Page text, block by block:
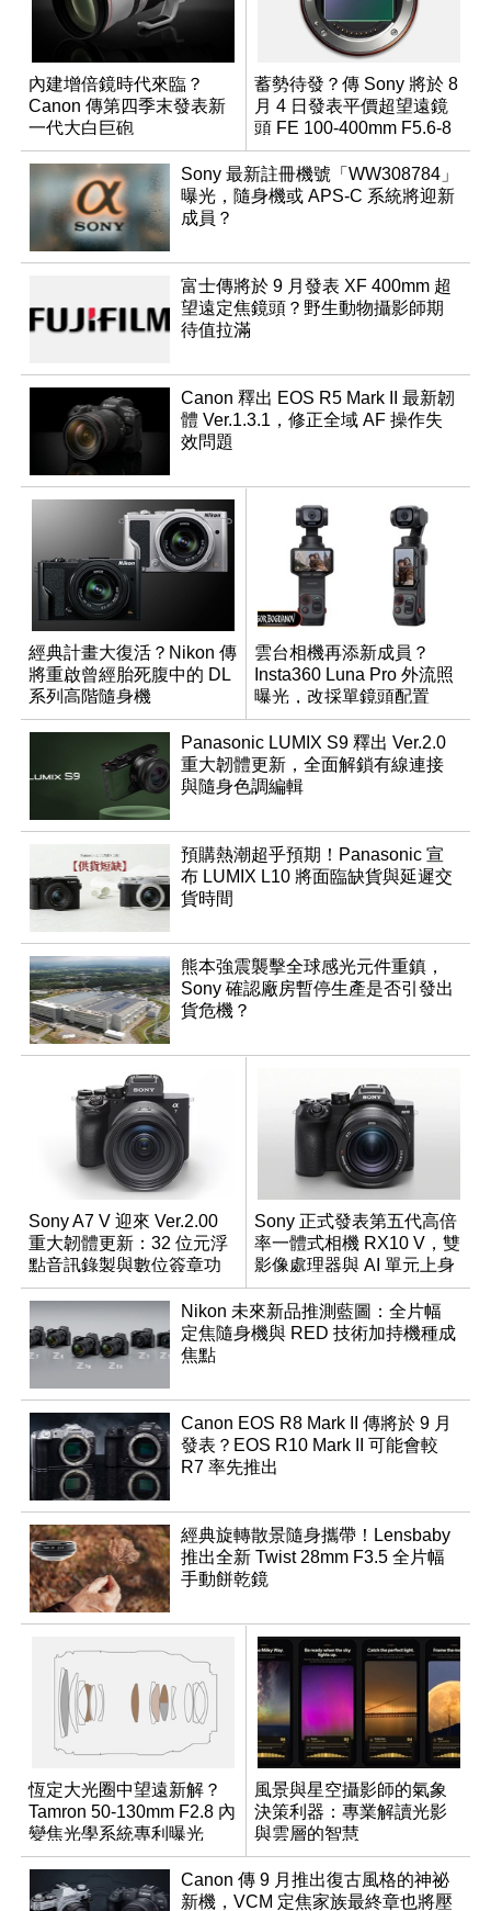
內建增倍鏡時代來臨？
Canon 傳第四季末發表新
一代大白巨砲
蓄勢待發？傳 Sony 將於 8
月 4 日發表平價超望遠鏡
頭 FE 100-400mm F5.6-8
Sony 最新註冊機號「WW308784」
曝光，隨身機或 APS-C 系統將迎新
成員？
富士傳將於 9 月發表 XF 400mm 超
望遠定焦鏡頭？野生動物攝影師期
待值拉滿
Canon 釋出 EOS R5 Mark II 最新韌
體 Ver.1.3.1，修正全域 AF 操作失
效問題
經典計畫大復活？Nikon 傳
將重啟曾經胎死腹中的 DL
系列高階隨身機
雲台相機再添新成員？
Insta360 Luna Pro 外流照
曝光，改採單鏡頭配置
Panasonic LUMIX S9 釋出 Ver.2.0
重大韌體更新，全面解鎖有線連接
與隨身色調編輯
預購熱潮超乎預期！Panasonic 宣
布 LUMIX L10 將面臨缺貨與延遲交
貨時間
熊本強震襲擊全球感光元件重鎮，
Sony 確認廠房暫停生產是否引發出
貨危機？
Sony A7 V 迎來 Ver.2.00
重大韌體更新：32 位元浮
點音訊錄製與數位簽章功
能登場
Sony 正式發表第五代高倍
率一體式相機 RX10 V，雙
影像處理器與 AI 單元上身
Nikon 未來新品推測藍圖：全片幅
定焦隨身機與 RED 技術加持機種成
焦點
Canon EOS R8 Mark II 傳將於 9 月
發表？EOS R10 Mark II 可能會較
R7 率先推出
經典旋轉散景隨身攜帶！Lensbaby
推出全新 Twist 28mm F3.5 全片幅
手動餅乾鏡
恆定大光圈中望遠新解？
Tamron 50-130mm F2.8 內
變焦光學系統專利曝光
風景與星空攝影師的氣象
決策利器：專業解讀光影
與雲層的智慧
App「Atmos」登場
Canon 傳 9 月推出復古風格的神祕
新機，VCM 定焦家族最終章也將壓